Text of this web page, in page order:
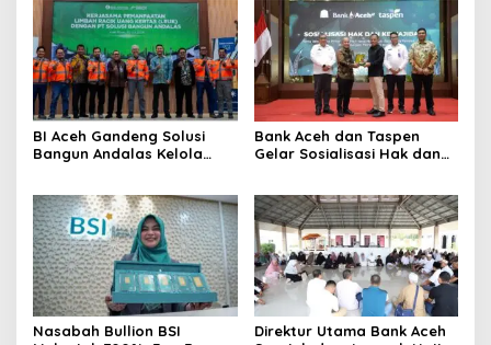
BI Aceh Gandeng Solusi
Bangun Andalas Kelola
Bank Aceh dan Taspen
Gelar Sosialisasi Hak dan
Pensiun
Nasabah Bullion BSI
Direktur Utama Bank Aceh